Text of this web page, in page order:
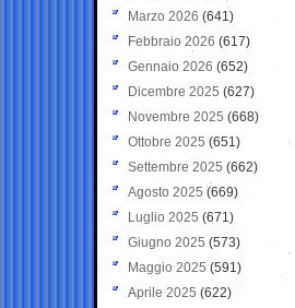
Marzo 2026 (641)
Febbraio 2026 (617)
Gennaio 2026 (652)
Dicembre 2025 (627)
Novembre 2025 (668)
Ottobre 2025 (651)
Settembre 2025 (662)
Agosto 2025 (669)
Luglio 2025 (671)
Giugno 2025 (573)
Maggio 2025 (591)
Aprile 2025 (622)